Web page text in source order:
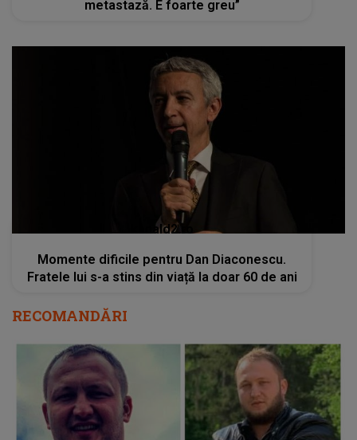
metastază. E foarte greu”
kanald2.ro
Momente dificile pentru Dan Diaconescu.
Fratele lui s-a stins din viață la doar 60 de ani
RECOMANDĂRI